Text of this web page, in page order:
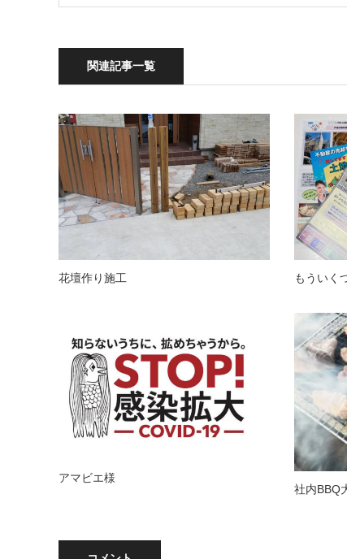
関連記事一覧
花壇作り施工 もういく
アマビエ様
社内BBQ